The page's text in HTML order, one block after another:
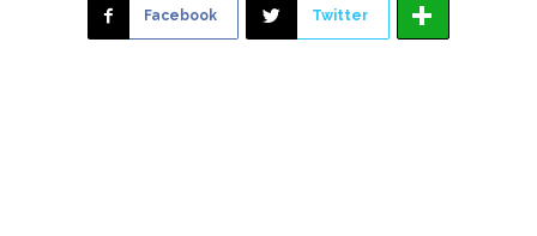
Facebook Twitter